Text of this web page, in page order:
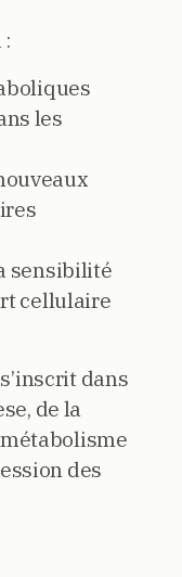
les
sensibilité
cellulaire
dans
de la
des